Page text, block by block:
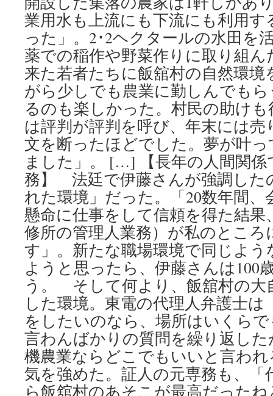
業用水も上流にも下流にも利用
った」。2･2ヘクタールの水田を
薬での稲作や野菜作りに取り組
来た若者たちに飯舘村の自然環
がら少しでも農業に勤しんでも
るのも楽しかった。村民の助け
は評判が評判を呼び、年末には売
文を断ったほどでした。夢が叶
ました」。 […] 【長年の人間関係
務】 法廷で伊藤さんが強調した
れた環境」だった。「20数年間
懸命に仕事をして信頼を得た結果
修所の管理人業務）が私のとこ
す」。新たな職場環境で同じよう
ようと思ったら、伊藤さんは100
う。 そして何より、飯舘村の大
した環境。東電の代理人弁護士
をしたいのなら、場所はいくら
言わんばかりの質問を繰り返し
機農業ならどこでもいいと言わ
気を強めた。証人の元専務も、「
ら飯舘村のあそこが最高だった